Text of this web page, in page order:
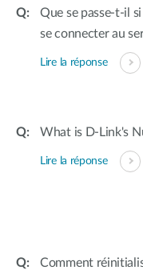
Que se passe-t-il
se connecter au
Lire la réponse
What is D-Link's
Lire la réponse
Comment